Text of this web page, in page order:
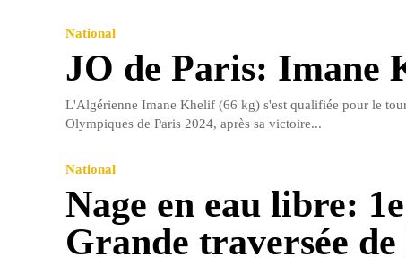
National
JO de Paris: Imane
L'Algérienne Imane Khelif (66 kg) s'est qualifiée pour le
Olympiques de Paris 2024, après sa victoire...
National
Nage en eau libre:
Grande traversée